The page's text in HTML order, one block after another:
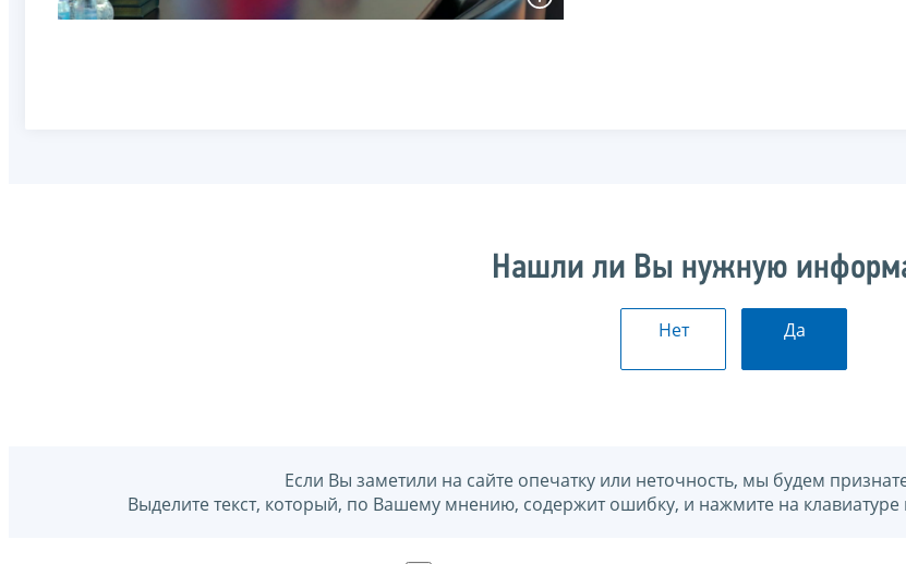
Нашли ли Вы нужную
Нет Да
Если Вы заметили на сайте опечатку или неточность, мы будем
Выделите текст, который, по Вашему мнению, содержит ошибку, и нажмите на